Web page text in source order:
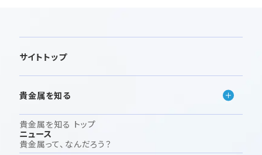
サイトトップ
貴金属を知る
貴金属を知る トップ
貴金属って、なんだろう？
ニュース